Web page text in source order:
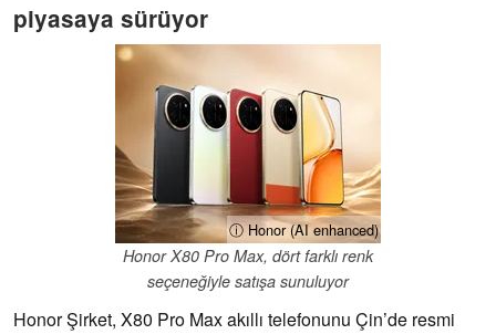
piyasaya sürüyor
ⓘ Honor (AI enhanced)
Honor X80 Pro Max, dört farklı renk
seçeneğiyle satışa sunuluyor
Honor Şirket, X80 Pro Max akıllı telefonunu Çin’de resmi